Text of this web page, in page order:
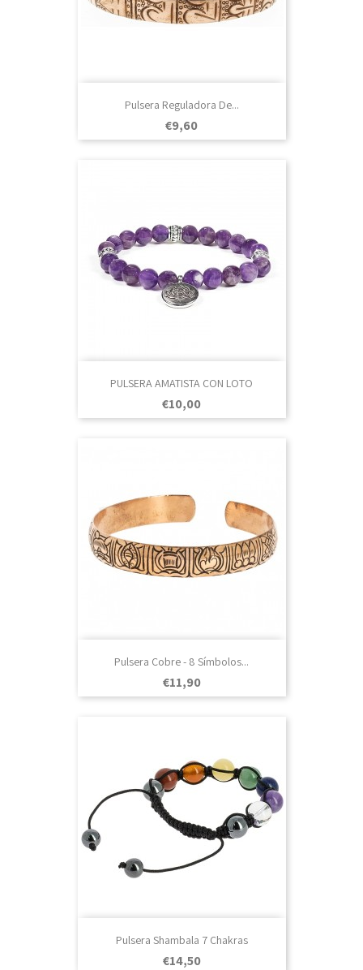
Pulsera Reguladora De...
Prezo
€9,60
PULSERA AMATISTA CON LOTO
Prezo
€10,00
Pulsera Cobre - 8 Símbolos...
Prezo
€11,90
Pulsera Shambala 7 Chakras
Prezo
€14,50